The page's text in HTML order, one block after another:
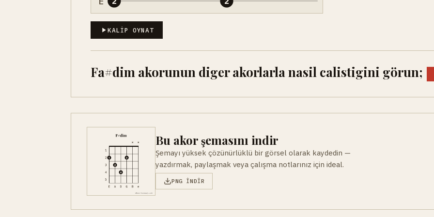
KALIP OYNAT
Fa#dim akorunun diger akorlarla nasil calistigini görun;
Bu akor şemasını indir
Şemayı yüksek çözünürlüklü bir görsel olarak kaydedin —
yazdırmak, paylaşmak veya çalışma notlarınız için ideal.
PNG INDIR